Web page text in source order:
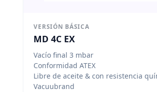
VERSIÓN BÁSICA
MD 4C EX
Vacío final 3 mbar
Conformidad ATEX
Libre de aceite & con resistencia
Vacuubrand